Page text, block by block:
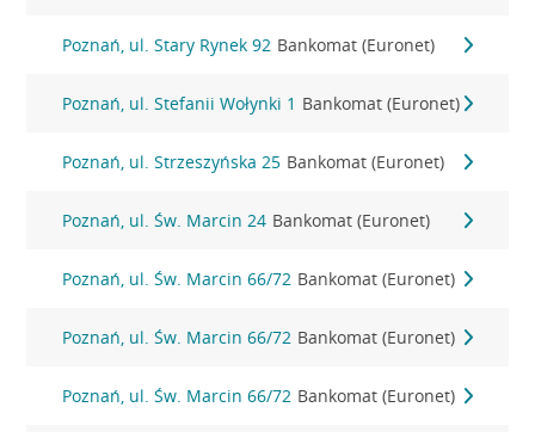
Poznań, ul. Stary Rynek 92 Bankomat (Euronet)
Poznań, ul. Stefanii Wołynki 1 Bankomat (Euronet)
Poznań, ul. Strzeszyńska 25 Bankomat (Euronet)
Poznań, ul. Św. Marcin 24 Bankomat (Euronet)
Poznań, ul. Św. Marcin 66/72 Bankomat (Euronet)
Poznań, ul. Św. Marcin 66/72 Bankomat (Euronet)
Poznań, ul. Św. Marcin 66/72 Bankomat (Euronet)